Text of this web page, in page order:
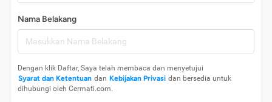
Nama Belakang
Dengan klik Daftar, Saya telah membaca dan menyetujui
Syarat dan Ketentuan dan Kebijakan Privasi dan bersedia untuk
dihubungi oleh Cermati.com.